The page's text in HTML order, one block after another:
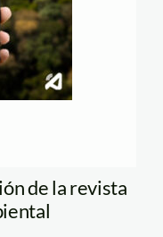
de la revista